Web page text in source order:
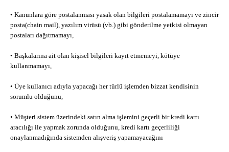
• Kanunlara göre postalanması yasak olan bilgileri postalamamayı ve zincir
posta(chain mail), yazılım virüsü (vb.) gibi gönderilme yetkisi olmayan
postaları dağıtmamayı,
• Başkalarına ait olan kişisel bilgileri kayıt etmemeyi, kötüye
kullanmamayı,
• Üye kullanıcı adıyla yapacağı her türlü işlemden bizzat kendisinin
sorumlu olduğunu,
• Müşteri sistem üzerindeki satın alma işlemini geçerli bir kredi kartı
aracılığı ile yapmak zorunda olduğunu, kredi kartı geçerliliği
onaylanmadığında sistemden alışveriş yapamayacağını